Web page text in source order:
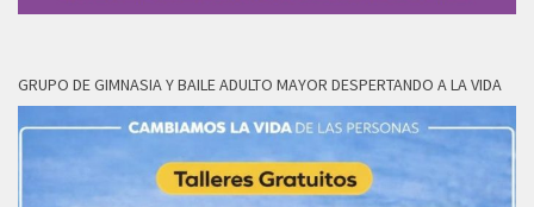
GRUPO DE GIMNASIA Y BAILE ADULTO MAYOR DESPERTANDO A LA VIDA